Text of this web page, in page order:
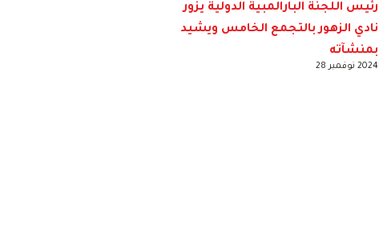
رئيس اللجنة البارالمبية الدولية يزور
نادي الزهور بالتجمع الخامس ويشيد
بمنشآته
2024 نوفمبر 28